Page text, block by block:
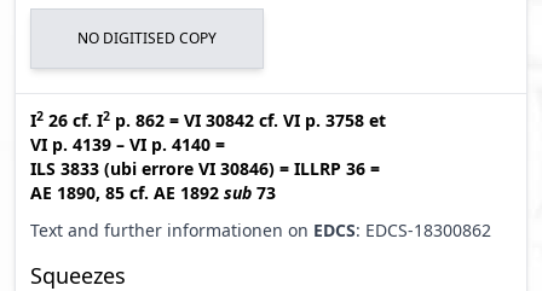
NO DIGITISED COPY
I2 26 cf. I2 p. 862 = VI 30842 cf. VI p. 3758 et
VI p. 4139 – VI p. 4140 =
ILS 3833 (ubi errore VI 30846) = ILLRP 36 =
AE 1890, 85 cf. AE 1892 sub 73
Text and further informationen on EDCS: EDCS-18300862
Squeezes